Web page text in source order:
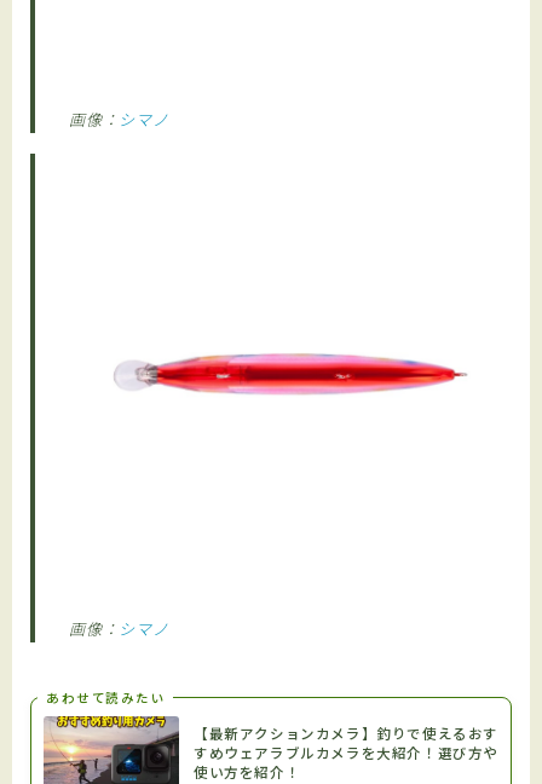
画像： シマノ
画像： シマノ
あわせて読みたい
【最新アクションカメラ】釣りで使えるおす
すめウェアラブルカメラを大紹介！選び方や
使い方を紹介！